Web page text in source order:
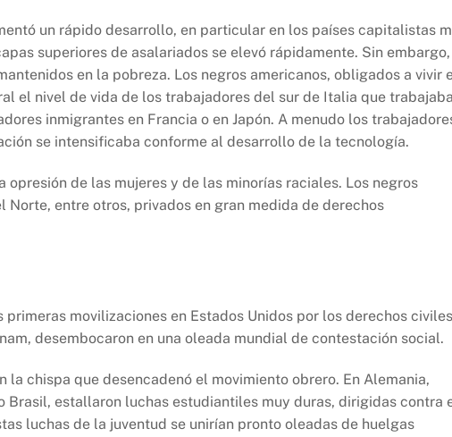
un rápido desarrollo, en particular en los países capitalistas
superiores de asalariados se elevó rápidamente. Sin embargo,
en la pobreza. Los negros americanos, obligados a vivir
el nivel de vida de los trabajadores del sur de Italia que
inmigrantes en Francia o en Japón. A menudo los
se intensificaba conforme al desarrollo de la tecnología.
de las mujeres y de las minorías raciales. Los negros
entre otros, privados en gran medida de derechos
movilizaciones en Estados Unidos por los derechos
desembocaron en una oleada mundial de contestación social.
la chispa que desencadenó el movimiento obrero. En Alemania,
Brasil, estallaron luchas estudiantiles muy duras, dirigidas contra
luchas de la juventud se unirían pronto oleadas de huelgas